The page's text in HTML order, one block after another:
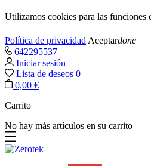
Utilizamos cookies para las
Política de privacidad Aceptardone
642295537
Iniciar sesión
Lista de deseos 0
0,00 €
Carrito
No hay más artículos en su carrito